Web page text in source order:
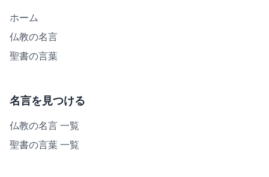
ホーム
仏教の名言
聖書の言葉
名言を見つける
仏教の名言 一覧
聖書の言葉 一覧